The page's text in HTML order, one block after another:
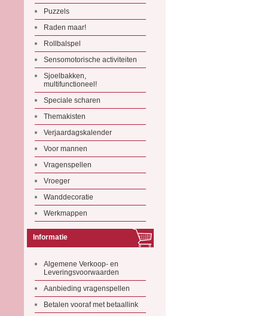
Puzzels
Raden maar!
Rollbalspel
Sensomotorische activiteiten
Sjoelbakken,
multifunctioneel!
Speciale scharen
Themakisten
Verjaardagskalender
Voor mannen
Vragenspellen
Vroeger
Wanddecoratie
Werkmappen
Informatie
Algemene Verkoop- en
Leveringsvoorwaarden
Aanbieding vragenspellen
Betalen vooraf met betaallink